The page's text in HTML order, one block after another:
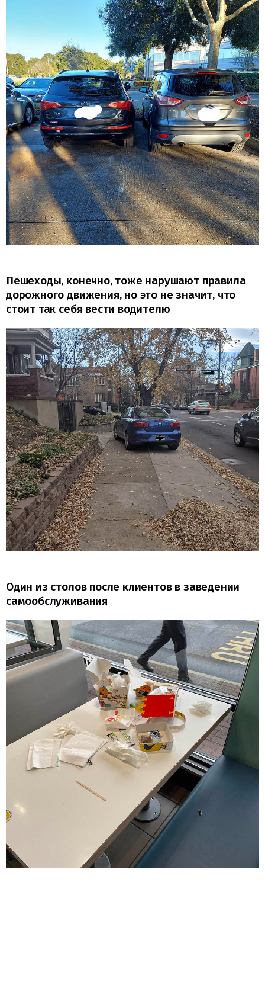
Пешеходы, конечно, тоже нарушают правила
дорожного движения, но это не значит, что
стоит так себя вести водителю
Один из столов после клиентов в заведении
самообслуживания